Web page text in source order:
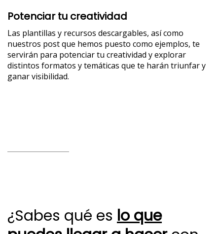
Potenciar tu creatividad
Las plantillas y recursos descargables, así como
nuestros post que hemos puesto como ejemplos, te
servirán para potenciar tu creatividad y explorar
distintos formatos y temáticas que te harán triunfar y
ganar visibilidad.
¿Sabes qué es lo que